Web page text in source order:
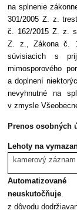
na splnenie
301/2005 Z. z.
č. 162/2015 Z. z.
Z. z., Zákona č.
súvisiacich s
mimosporového
a doplnení
nevyhnutné na
v zmysle
Prenos osobných
Lehoty na
kamerový záznam
neuskutočňuje.
z dôvodu